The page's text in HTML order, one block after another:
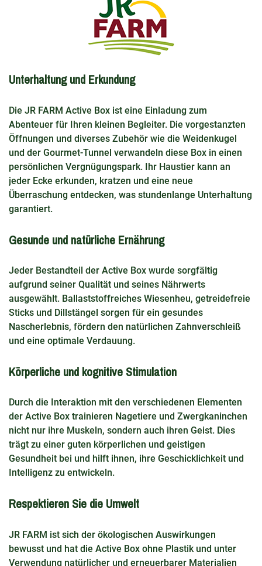
Unterhaltung und Erkundung
Die JR FARM Active Box ist eine Einladung zum
Abenteuer für Ihren kleinen Begleiter. Die vorgestanzten
Öffnungen und diverses Zubehör wie die Weidenkugel
und der Gourmet-Tunnel verwandeln diese Box in einen
persönlichen Vergnügungspark. Ihr Haustier kann an
jeder Ecke erkunden, kratzen und eine neue
Überraschung entdecken, was stundenlange Unterhaltung
garantiert.
Gesunde und natürliche Ernährung
Jeder Bestandteil der Active Box wurde sorgfältig
aufgrund seiner Qualität und seines Nährwerts
ausgewählt. Ballaststoffreiches Wiesenheu, getreidefreie
Sticks und Dillstängel sorgen für ein gesundes
Nascherlebnis, fördern den natürlichen Zahnverschleiß
und eine optimale Verdauung.
Körperliche und kognitive Stimulation
Durch die Interaktion mit den verschiedenen Elementen
der Active Box trainieren Nagetiere und Zwergkaninchen
nicht nur ihre Muskeln, sondern auch ihren Geist. Dies
trägt zu einer guten körperlichen und geistigen
Gesundheit bei und hilft ihnen, ihre Geschicklichkeit und
Intelligenz zu entwickeln.
Respektieren Sie die Umwelt
JR FARM ist sich der ökologischen Auswirkungen
bewusst und hat die Active Box ohne Plastik und unter
Verwendung natürlicher und erneuerbarer Materialien